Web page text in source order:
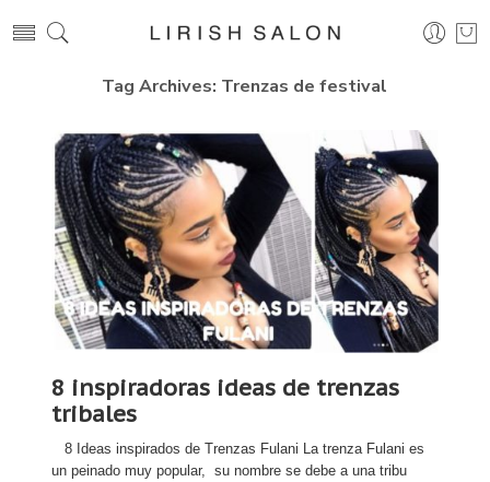
Tag Archives: Trenzas de festival
8 inspiradoras ideas de trenzas
tribales
8 Ideas inspirados de Trenzas Fulani La trenza Fulani es
un peinado muy popular, su nombre se debe a una tribu